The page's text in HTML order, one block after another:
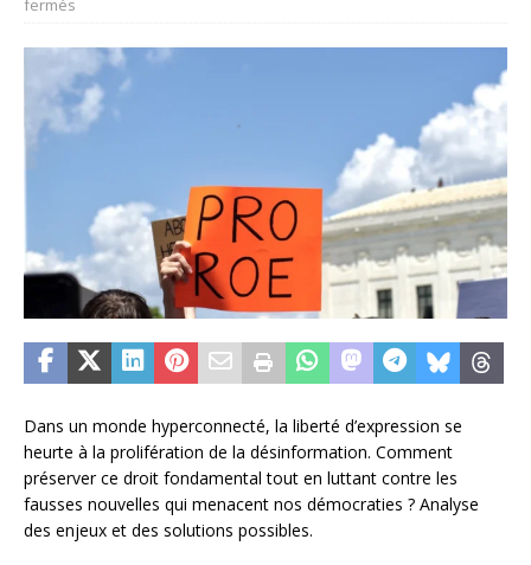
fermés
Dans un monde hyperconnecté, la liberté d’expression se
heurte à la prolifération de la désinformation. Comment
préserver ce droit fondamental tout en luttant contre les
fausses nouvelles qui menacent nos démocraties ? Analyse
des enjeux et des solutions possibles.